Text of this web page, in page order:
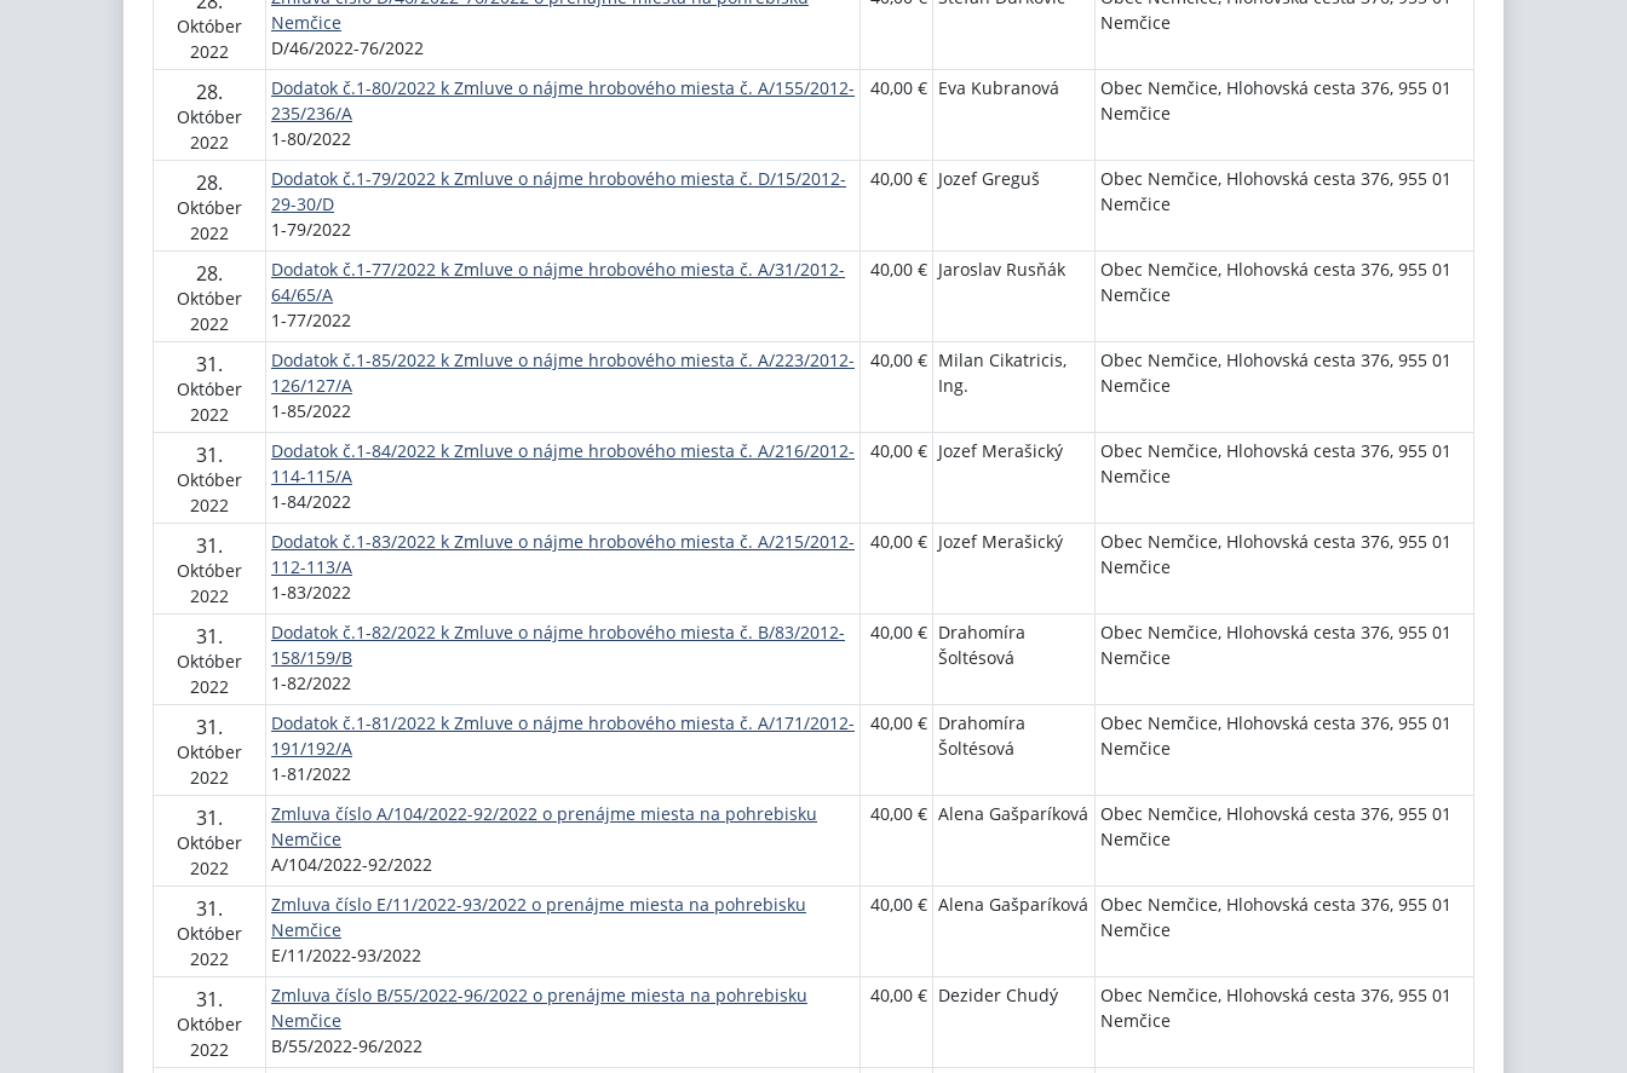
Október
2022
Nemčice
D/46/2022-76/2022
Nemčice
28.
Október
2022
Dodatok č.1-80/2022 k Zmluve o nájme hrobového miesta č. A/155/2012-
235/236/A
1-80/2022
40,00 € Eva Kubranová
Obec Nemčice, Hlohovská cesta 376, 955 01
Nemčice
28.
Október
2022
Dodatok č.1-79/2022 k Zmluve o nájme hrobového miesta č. D/15/2012-
29-30/D
1-79/2022
40,00 € Jozef Greguš
Obec Nemčice, Hlohovská cesta 376, 955 01
Nemčice
28.
Október
2022
Dodatok č.1-77/2022 k Zmluve o nájme hrobového miesta č. A/31/2012-
64/65/A
1-77/2022
40,00 € Jaroslav Rusňák
Obec Nemčice, Hlohovská cesta 376, 955 01
Nemčice
31.
Október
2022
Dodatok č.1-85/2022 k Zmluve o nájme hrobového miesta č. A/223/2012-
126/127/A
1-85/2022
40,00 € Milan Cikatricis,
Ing.
Obec Nemčice, Hlohovská cesta 376, 955 01
Nemčice
31.
Október
2022
Dodatok č.1-84/2022 k Zmluve o nájme hrobového miesta č. A/216/2012-
114-115/A
1-84/2022
40,00 € Jozef Merašický
Obec Nemčice, Hlohovská cesta 376, 955 01
Nemčice
31.
Október
2022
Dodatok č.1-83/2022 k Zmluve o nájme hrobového miesta č. A/215/2012-
112-113/A
1-83/2022
40,00 € Jozef Merašický
Obec Nemčice, Hlohovská cesta 376, 955 01
Nemčice
31.
Október
2022
Dodatok č.1-82/2022 k Zmluve o nájme hrobového miesta č. B/83/2012-
158/159/B
1-82/2022
40,00 € Drahomíra
Šoltésová
Obec Nemčice, Hlohovská cesta 376, 955 01
Nemčice
31.
Október
2022
Dodatok č.1-81/2022 k Zmluve o nájme hrobového miesta č. A/171/2012-
191/192/A
1-81/2022
40,00 € Drahomíra
Šoltésová
Obec Nemčice, Hlohovská cesta 376, 955 01
Nemčice
31.
Október
2022
Zmluva číslo A/104/2022-92/2022 o prenájme miesta na pohrebisku
Nemčice
A/104/2022-92/2022
40,00 € Alena Gašparíková Obec Nemčice, Hlohovská cesta 376, 955 01
Nemčice
31.
Október
2022
Zmluva číslo E/11/2022-93/2022 o prenájme miesta na pohrebisku
Nemčice
E/11/2022-93/2022
40,00 € Alena Gašparíková Obec Nemčice, Hlohovská cesta 376, 955 01
Nemčice
31.
Október
2022
Zmluva číslo B/55/2022-96/2022 o prenájme miesta na pohrebisku
Nemčice
B/55/2022-96/2022
40,00 € Dezider Chudý
Obec Nemčice, Hlohovská cesta 376, 955 01
Nemčice